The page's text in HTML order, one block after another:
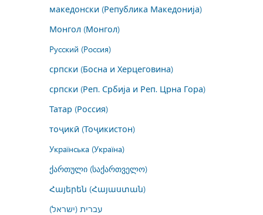
македонски (Република Македонија)
Монгол (Монгол)
Русский (Россия)
српски (Босна и Херцеговина)
српски (Реп. Србија и Реп. Црна Гора)
Татар (Россия)
тоҷикӣ (Тоҷикистон)
Українська (Україна)
ქართული (საქართველო)
Հայերեն (Հայաստան)
עברית (ישראל)